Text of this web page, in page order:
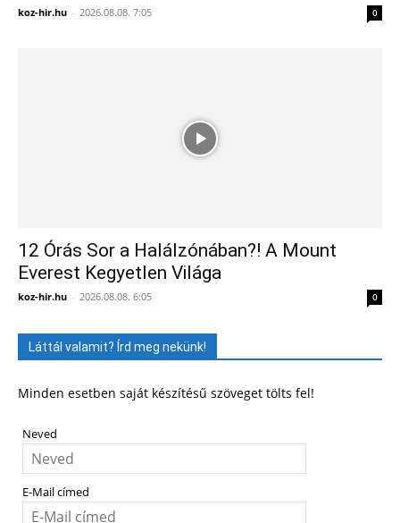
koz-hir.hu - 2026.08.08. 7:05 0
12 Órás Sor a Halálzónában?! A Mount
Everest Kegyetlen Világa
koz-hir.hu - 2026.08.08. 6:05 0
Láttál valamit? Írd meg nekünk!
Minden esetben saját készítésű szöveget tölts fel!
Neved
E-Mail címed